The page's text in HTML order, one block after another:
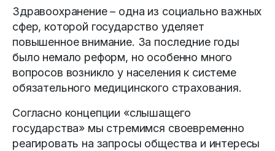
Здравоохранение – одна из социально важных
сфер, которой государство уделяет
повышенное внимание. За последние годы
было немало реформ, но особенно много
вопросов возникло у населения к системе
обязательного медицинского страхования.
Согласно концепции «слышащего
государства» мы стремимся своевременно
реагировать на запросы общества и интересы